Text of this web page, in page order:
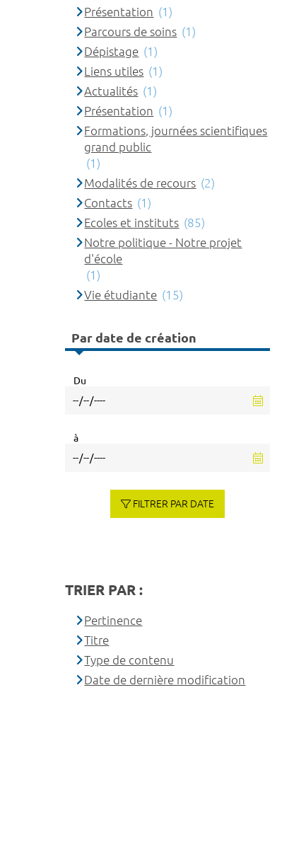
Présentation (1)
Parcours de soins (1)
Dépistage (1)
Liens utiles (1)
Actualités (1)
Présentation (1)
Formations, journées scientifiques
grand public
(1)
Modalités de recours (2)
Contacts (1)
Ecoles et instituts (85)
Notre politique - Notre projet
d'école
(1)
Vie étudiante (15)
Par date de création
Du
à
FILTRER PAR DATE
TRIER PAR :
Pertinence
Titre
Type de contenu
Date de dernière modification